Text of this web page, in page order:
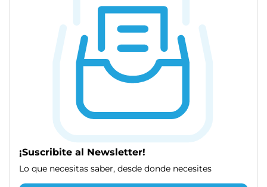
¡Suscribite al Newsletter!
Lo que necesitas saber, desde donde necesites